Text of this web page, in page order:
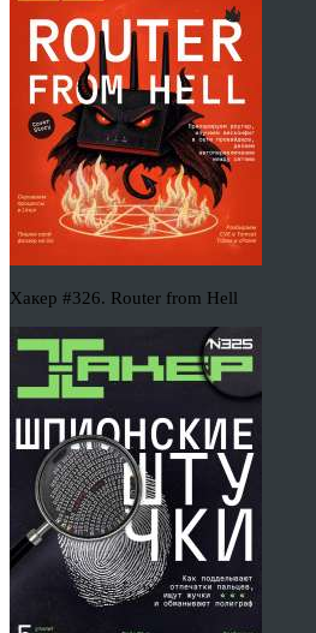
Хакер #326. Router from Hell